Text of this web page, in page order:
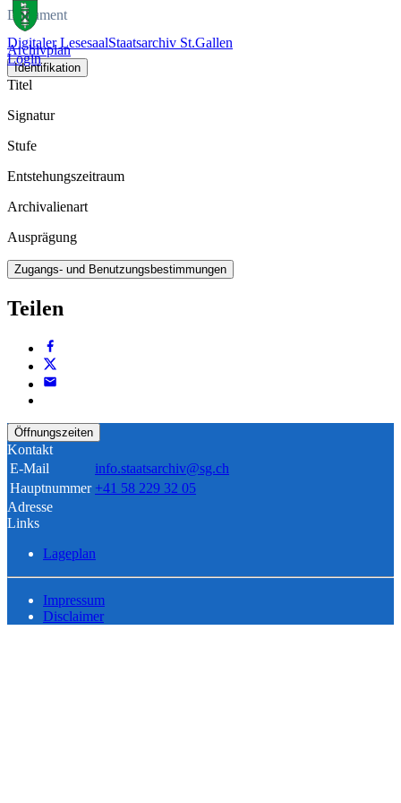
Digitaler LesesaalStaatsarchiv St.Gallen
Login
Dokument
Archivplan
Identifikation
Titel
Signatur
Stufe
Entstehungszeitraum
Archivalienart
Ausprägung
Zugangs- und Benutzungsbestimmungen
Teilen
Öffnungszeiten
Kontakt
E-Mail
info.staatsarchiv@sg.ch
Hauptnummer +41 58 229 32 05
Adresse
Links
Lageplan
Impressum
Disclaimer